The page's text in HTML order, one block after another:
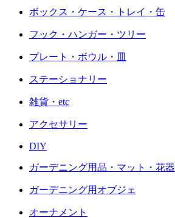
ボックス・ケース・トレイ・缶
フック・ハンガー・ツリー
プレート・ボウル・皿
ステーショナリー
雑貨・etc
アクセサリー
DIY
ガーデニング用品・マット・花器
ガーデニング用オブジェ
オーナメント